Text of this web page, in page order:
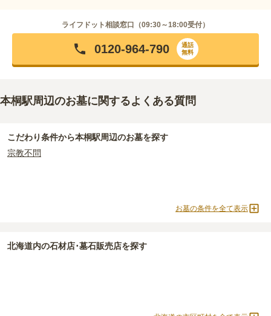
ライフドット相談窓口（09:30～18:00受付）
0120-964-790
通話
無料
本桐駅周辺のお墓に関するよくある質問
こだわり条件から本桐駅周辺のお墓を探す
宗教不問
お墓の条件を全て表示
北海道内の石材店･墓石販売店を探す